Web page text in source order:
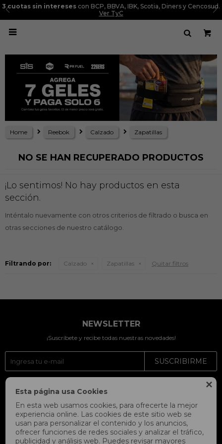

Esta página usa Cookies
En esta web usamos cookies, para ofrecerte la mejor
experiencia online. Las cookies de este sitio web se
usan para personalizar el contenido y los anuncios,
ofrecer funciones de redes sociales y analizar el tráfico,
publicidad y análisis web. Puedes revisar mayores
sin interesescon BCP, BBVA, IBK, Scotia, Diners y Cencosud.

Home Reebok Calzado Zapatillas
NO SE HAN RECUPERADO PRODUCTOS
¡Lo sentimos! No hay productos en esta
sección.
Inténtalo nuevamente con otros criterios de filtrado o busca en
otras secciones de nuestro catálogo.
Filtrando por: Calzado Zapatillas Quitar filtros
NEWSLETTER
¡Suscríbete y recibe todas nuestras novedades!
SUSCRIBIRME
